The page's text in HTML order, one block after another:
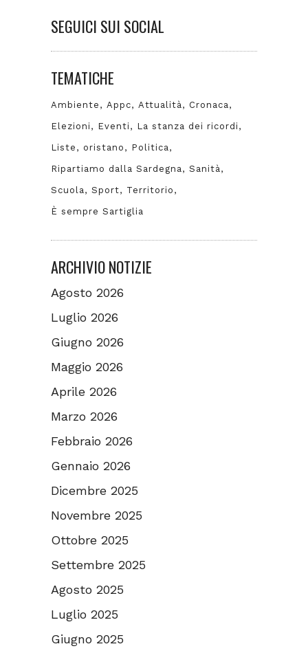
SEGUICI SUI SOCIAL
TEMATICHE
Ambiente Appc Attualità Cronaca
Elezioni Eventi La stanza dei ricordi
Liste oristano Politica
Ripartiamo dalla Sardegna Sanità
Scuola Sport Territorio
È sempre Sartiglia
ARCHIVIO NOTIZIE
Agosto 2026
Luglio 2026
Giugno 2026
Maggio 2026
Aprile 2026
Marzo 2026
Febbraio 2026
Gennaio 2026
Dicembre 2025
Novembre 2025
Ottobre 2025
Settembre 2025
Agosto 2025
Luglio 2025
Giugno 2025